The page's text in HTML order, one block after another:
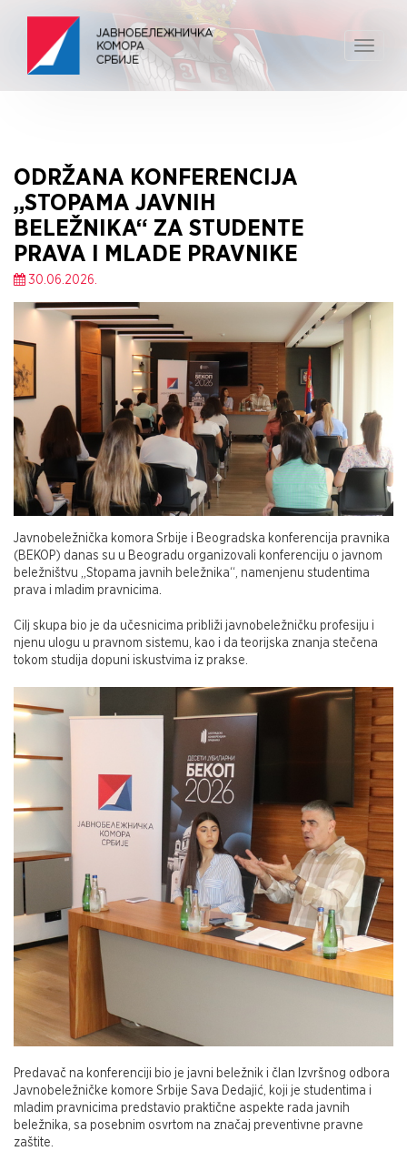
Toggle
ODRŽANA KONFERENCIJA
„STOPAMA JAVNIH
BELEŽNIKA“ ZA STUDENTE
PRAVA I MLADE PRAVNIKE
30.06.2026.
Javnobeležnička komora Srbije i Beogradska konferencija pravnika
(BEKOP) danas su u Beogradu organizovali konferenciju o javnom
beležništvu „Stopama javnih beležnika“, namenjenu studentima
prava i mladim pravnicima.
Cilj skupa bio je da učesnicima približi javnobeležničku profesiju i
njenu ulogu u pravnom sistemu, kao i da teorijska znanja stečena
tokom studija dopuni iskustvima iz prakse.
Predavač na konferenciji bio je javni beležnik i član Izvršnog odbora
Javnobeležničke komore Srbije Sava Dedajić, koji je studentima i
mladim pravnicima predstavio praktične aspekte rada javnih
beležnika, sa posebnim osvrtom na značaj preventivne pravne
zaštite.